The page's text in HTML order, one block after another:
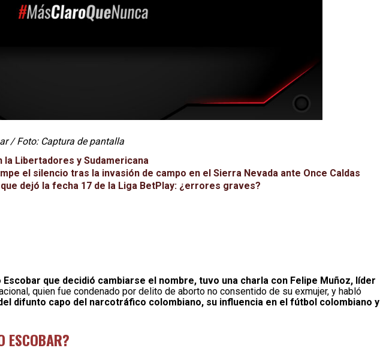
/ Foto: Captura de pantalla
la Libertadores y Sudamericana
el silencio tras la invasión de campo en el Sierra Nevada ante Once Caldas
dejó la fecha 17 de la Liga BetPlay: ¿errores graves?
que decidió cambiarse el nombre, tuvo una charla con Felipe Muñoz, líder
quien fue condenado por delito de aborto no consentido de su exmujer, y habló
difunto capo del narcotráfico colombiano, su influencia en el fútbol colombiano y
ESCOBAR?